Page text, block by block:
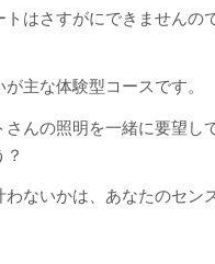
はさすがにできませんの
主な体験型コースです。
んの照明を一緒に要望し
わないかは、あなたのセン